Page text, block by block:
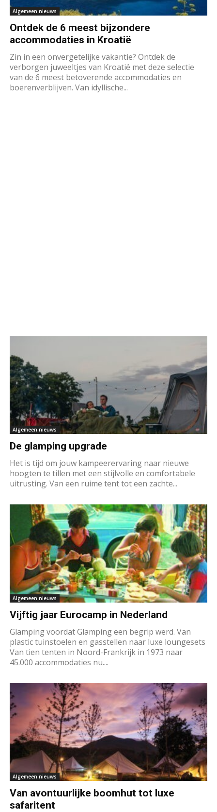
Algemeen nieuws
Ontdek de 6 meest bijzondere
accommodaties in Kroatië
Zin in een onvergetelijke vakantie? Ontdek de
verborgen juweeltjes van Kroatië met deze selectie
van de 6 meest betoverende accommodaties en
boerenverblijven. Van idyllische...
Algemeen nieuws
De glamping upgrade
Het is tijd om jouw kampeerervaring naar nieuwe
hoogten te tillen met een stijlvolle en comfortabele
uitrusting. Van een ruime tent tot een zachte...
Algemeen nieuws
Vijftig jaar Eurocamp in Nederland
Glamping voordat Glamping een begrip werd. Van
plastic tuinstoelen en gasstellen naar luxe loungesets
Van tien tenten in Noord-Frankrijk in 1973 naar
45.000 accommodaties nu....
Algemeen nieuws
Van avontuurlijke boomhut tot luxe
safaritent